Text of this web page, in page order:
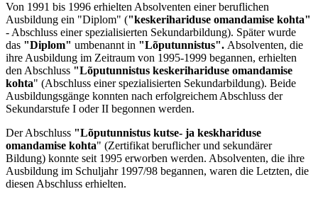
Von 1991 bis 1996 erhielten Absolventen einer beruflichen
Ausbildung ein "Diplom" ("keskerihariduse omandamise kohta"
- Abschluss einer spezialisierten Sekundarbildung). Später wurde
das "Diplom" umbenannt in "Lõputunnistus". Absolventen, die
ihre Ausbildung im Zeitraum von 1995-1999 begannen, erhielten
den Abschluss "Lõputunnistus keskerihariduse omandamise
kohta" (Abschluss einer spezialisierten Sekundarbildung). Beide
Ausbildungsgänge konnten nach erfolgreichem Abschluss der
Sekundarstufe I oder II begonnen werden.
Der Abschluss "Lõputunnistus kutse- ja keskhariduse
omandamise kohta" (Zertifikat beruflicher und sekundärer
Bildung) konnte seit 1995 erworben werden. Absolventen, die ihre
Ausbildung im Schuljahr 1997/98 begannen, waren die Letzten, die
diesen Abschluss erhielten.